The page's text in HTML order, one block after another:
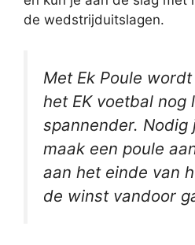
de wedstrijduitslagen.
Met Ek Poule
het EK voetbal nog
spannender. Nodig
maak een poule
aan het einde van
de winst vandoor